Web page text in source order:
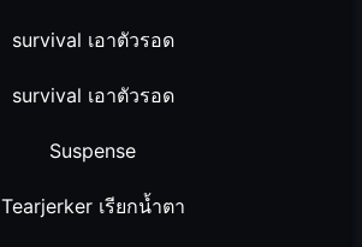
survival เอาตัวรอด
survival เอาตัวรอด
Suspense
Tearjerker เรียกน้ำตา